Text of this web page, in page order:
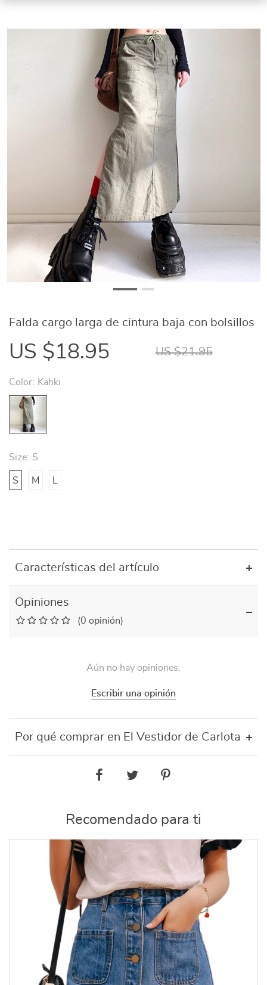
Falda cargo larga de cintura baja con bolsillos
US $18.95 US $21.95
Color: Kahki
Size: S
S M
Características del artículo
Opiniones
(0 opinión)
Aún no hay opiniones.
Escribir una opinión
Por qué comprar en El Vestidor de Carlota
Recomendado para ti